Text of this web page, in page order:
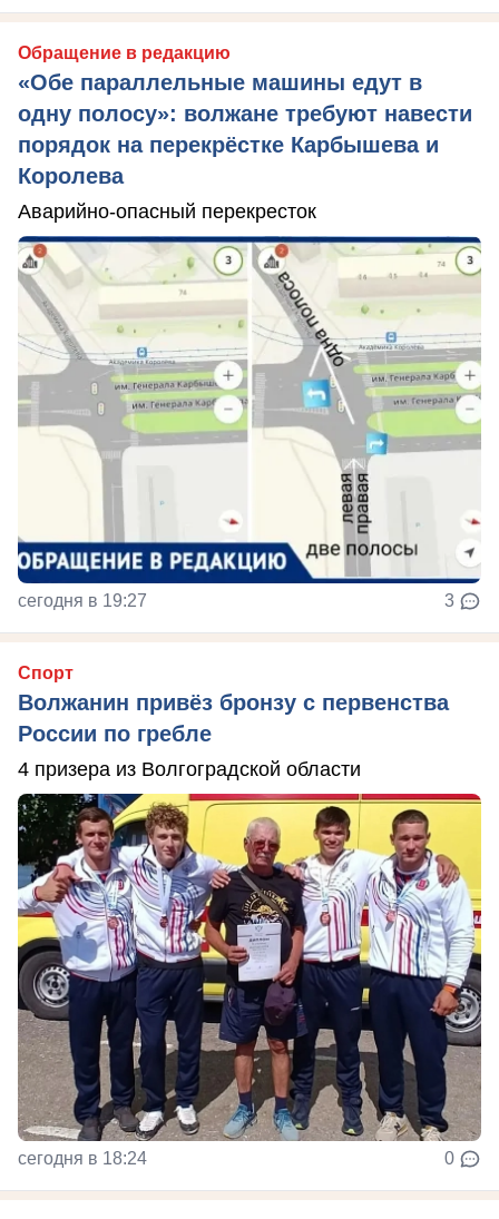
Обращение в редакцию
«Обе параллельные машины едут в
одну полосу»: волжане требуют навести
порядок на перекрёстке Карбышева и
Королева
Аварийно-опасный перекресток
сегодня в 19:27 3
Спорт
Волжанин привёз бронзу с первенства
России по гребле
4 призера из Волгоградской области
сегодня в 18:24 0